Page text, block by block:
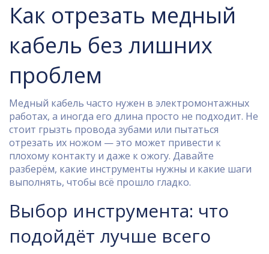
Как отрезать медный
кабель без лишних
проблем
Медный кабель часто нужен в электромонтажных
работах, а иногда его длина просто не подходит. Не
стоит грызть провода зубами или пытаться
отрезать их ножом — это может привести к
плохому контакту и даже к ожогу. Давайте
разберём, какие инструменты нужны и какие шаги
выполнять, чтобы всё прошло гладко.
Выбор инструмента: что
подойдёт лучше всего